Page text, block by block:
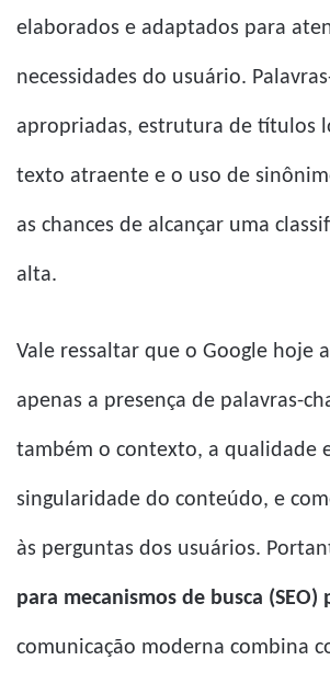
elaborados e adaptados para
necessidades do usuário.
apropriadas, estrutura de títulos
texto atraente e o uso de
as chances de alcançar uma
alta.
Vale ressaltar que o Google hoje
apenas a presença de palavras-
também o contexto, a qualidade
singularidade do conteúdo, e
às perguntas dos usuários.
para mecanismos de busca (SEO)
comunicação moderna combina